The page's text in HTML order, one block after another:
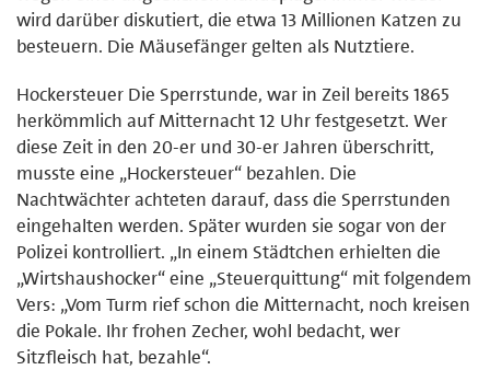
wird darüber diskutiert, die etwa 13 Millionen Katzen zu
besteuern. Die Mäusefänger gelten als Nutztiere.
Hockersteuer Die Sperrstunde, war in Zeil bereits 1865
herkömmlich auf Mitternacht 12 Uhr festgesetzt. Wer
diese Zeit in den 20-er und 30-er Jahren überschritt,
musste eine „Hockersteuer“ bezahlen. Die
Nachtwächter achteten darauf, dass die Sperrstunden
eingehalten werden. Später wurden sie sogar von der
Polizei kontrolliert. „In einem Städtchen erhielten die
„Wirtshaushocker“ eine „Steuerquittung“ mit folgendem
Vers: „Vom Turm rief schon die Mitternacht, noch kreisen
die Pokale. Ihr frohen Zecher, wohl bedacht, wer
Sitzfleisch hat, bezahle“.